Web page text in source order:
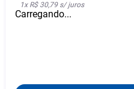
1x R$ 30,79s/ juros
Carregando...